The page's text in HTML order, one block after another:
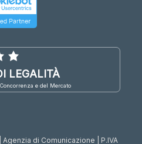
LEGALITÀ
e del Mercato
di Comunicazione | P.IVA